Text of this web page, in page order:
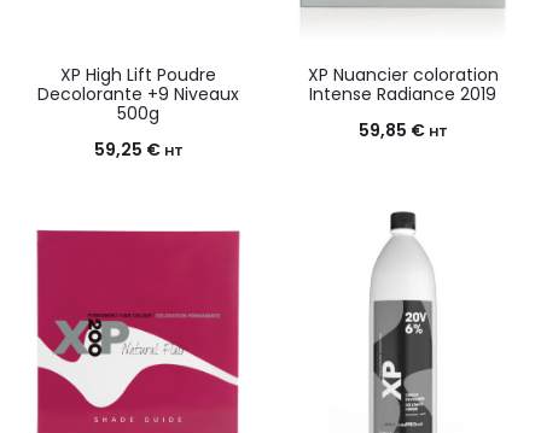
XP High Lift Poudre
Decolorante +9 Niveaux
500g
59,25 € HT
XP Nuancier coloration
Intense Radiance 2019
59,85 € HT